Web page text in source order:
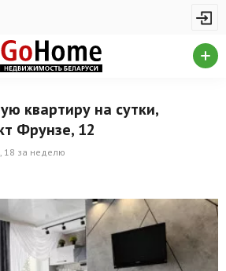
недвижимость
недвижимости
квартиру на сутки,
Фрунзе, 12
18 за неделю